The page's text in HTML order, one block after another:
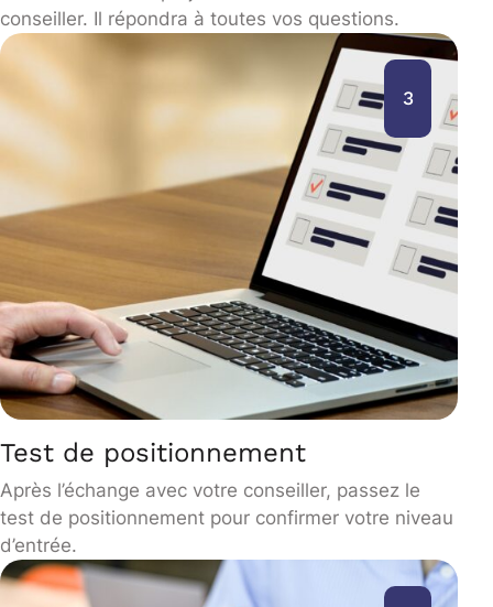
conseiller. Il répondra à toutes vos questions.
3
Test de positionnement
Après l’échange avec votre conseiller, passez le
test de positionnement pour confirmer votre niveau
d’entrée.